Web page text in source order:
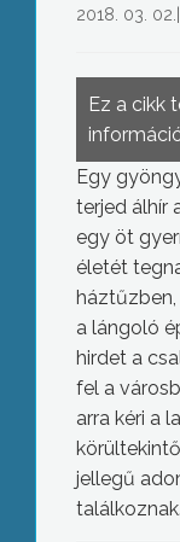
2018. 03. 02.
Ez a cikk
Egy
terjed álhír
egy öt
életét
a lángoló
hirdet a
fel a
arra kéri a
jellegű
találkoznak.